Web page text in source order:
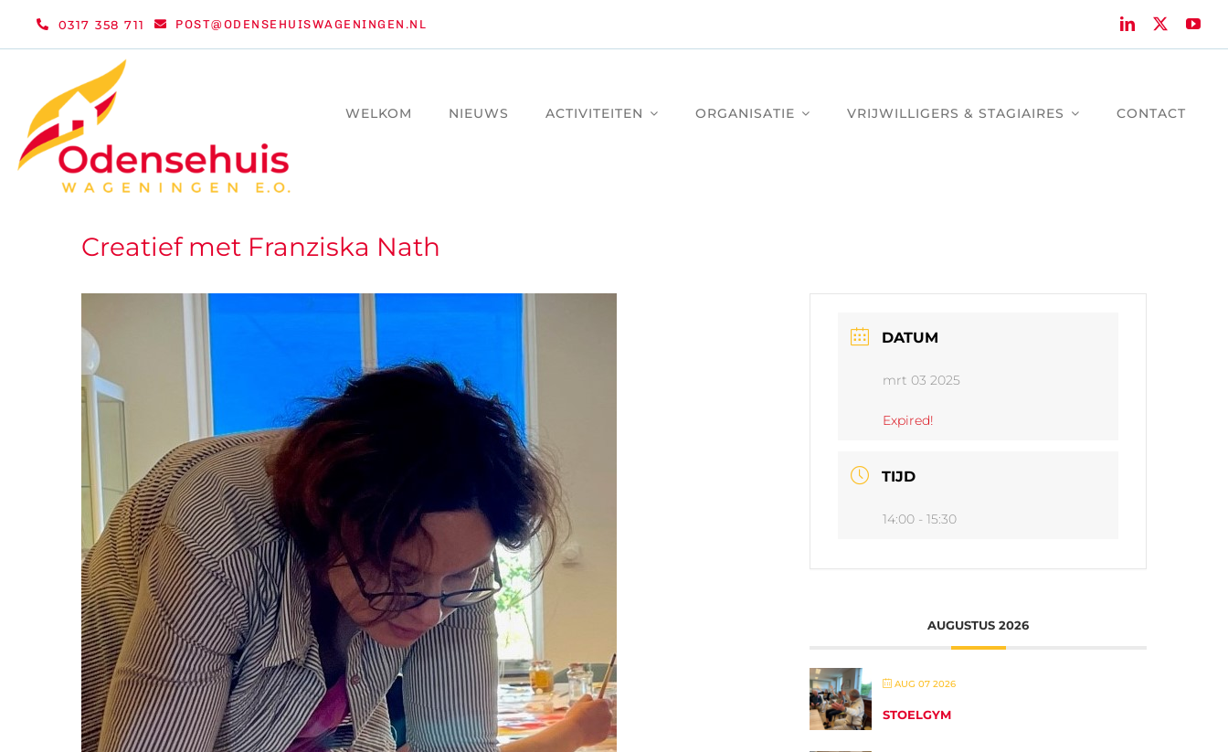
0317 358 711 POST@ODENSEHUISWAGENINGEN.NL
WELKOM NIEUWS ACTIVITEITEN ORGANISATIE VRIJWILLIGERS & STAGIAIRES CONTACT
Creatief met Franziska Nath
DATUM
mrt 03 2025
Expired!
TIJD
14:00 - 15:30
AUGUSTUS 2026
AUG 07 2026
STOELGYM